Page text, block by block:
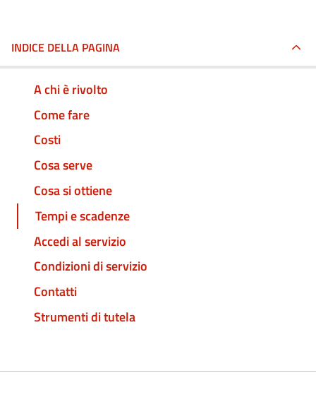
INDICE DELLA PAGINA
A chi è rivolto
Come fare
Costi
Cosa serve
Cosa si ottiene
Tempi e scadenze
Accedi al servizio
Condizioni di servizio
Contatti
Strumenti di tutela